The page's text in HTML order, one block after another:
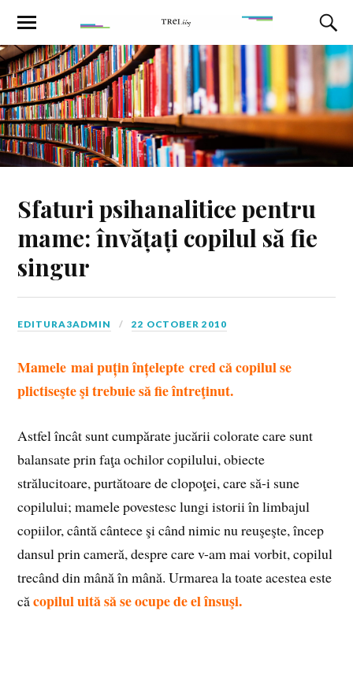
Sfaturi psihanalitice pentru
mame: învățați copilul să fie
singur
EDITURA3ADMIN 22 OCTOBER 2010
Mamele mai puțin înțelepte cred că copilul se
plictiseşte şi trebuie să fie întreţinut.
Astfel încât sunt cumpărate jucării colorate care sunt
balansate prin faţa ochilor copilului, obiecte
strălucitoare, purtătoare de clopoţei, care să-i sune
copilului; mamele povestesc lungi istorii în limbajul
copiilor, cântă cântece şi când nimic nu reuşeşte, încep
dansul prin cameră, despre care v-am mai vorbit, copilul
trecând din mână în mână. Urmarea la toate acestea este
căcopilul uită să se ocupe de el însuşi.